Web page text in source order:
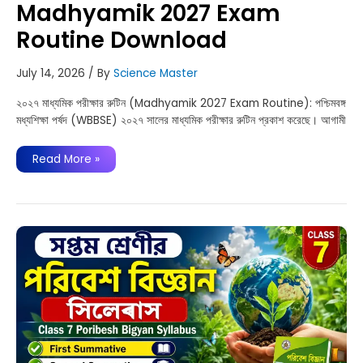
Madhyamik 2027 Exam
Routine Download
July 14, 2026 / By Science Master
২০২৭ মাধ্যমিক পরীক্ষার রুটিন (Madhyamik 2027 Exam Routine): পশ্চিমবঙ্গ
মধ্যশিক্ষা পর্ষদ (WBBSE) ২০২৭ সালের মাধ্যমিক পরীক্ষার রুটিন প্রকাশ করেছে। আগামী
২০২৭
|
Exam
Routine
Download
Read More »